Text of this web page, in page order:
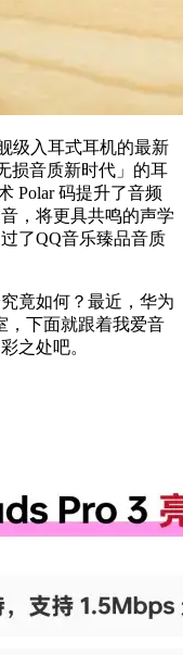
级入耳式耳机的最新
损音质新时代」的耳
Polar 码提升了音频
，将更具共鸣的声学
了QQ音乐臻品音质
竟如何？最近，华为
，下面就跟着我爱音
之处吧。